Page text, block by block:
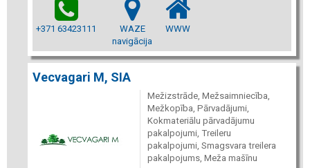
+371 63423111
WAZE
navigācija
WWW
Vecvagari M, SIA
Mežizstrāde, Mežsaimniecība,
Mežkopība, Pārvadājumi,
Kokmateriālu pārvadājumu
pakalpojumi, Treileru
pakalpojumi, Smagsvara treilera
pakalpojums, Meža mašīnu